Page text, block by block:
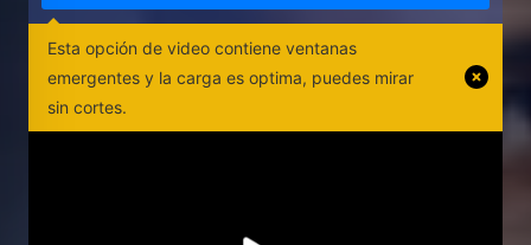
Esta opción de video contiene ventanas
emergentes y la carga es optima, puedes mirar
sin cortes.